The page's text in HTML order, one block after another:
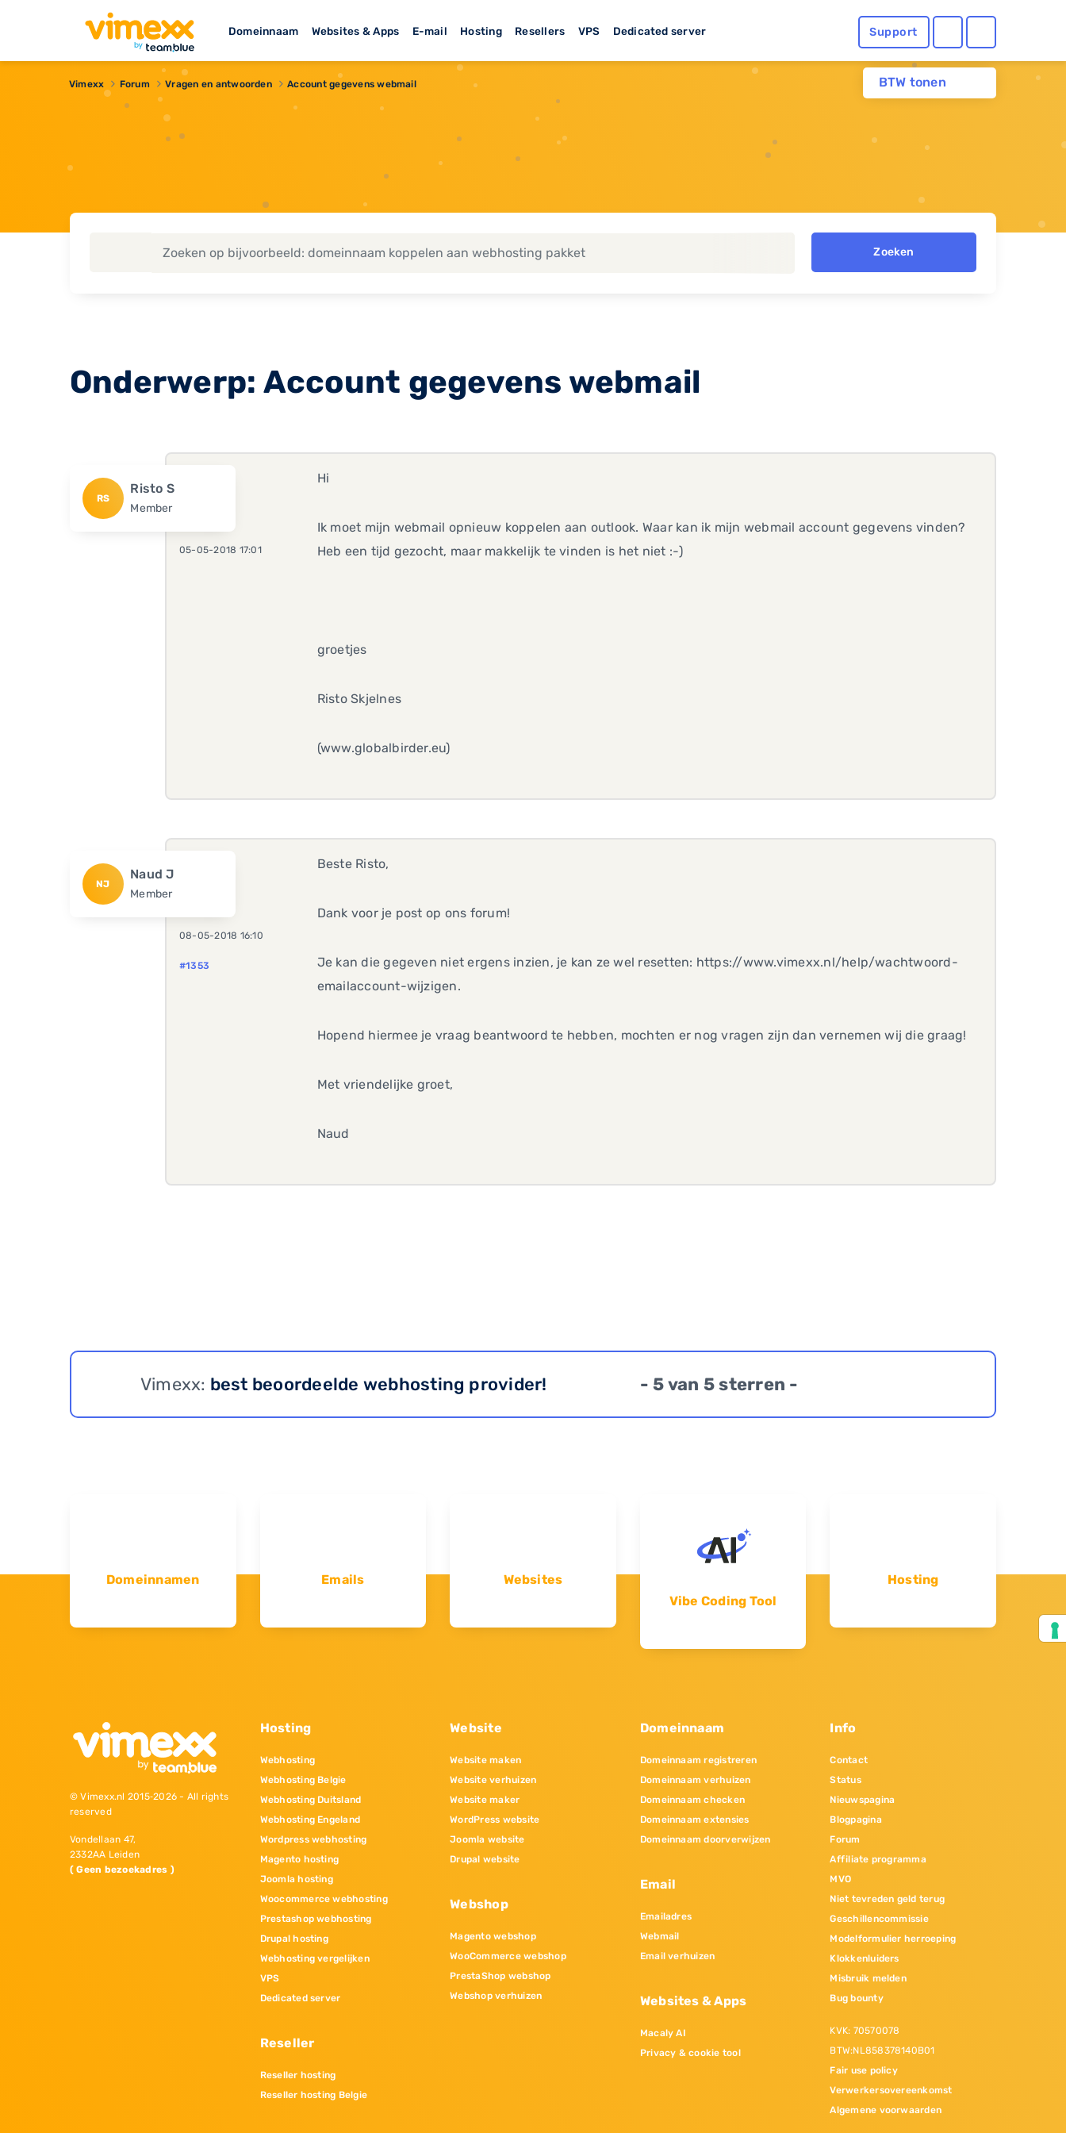
Domeinnaam Websites & Apps E-mail Hosting Resellers VPS Dedicated server Support
BTW tonen
Vimexx Forum Vragen en antwoorden Account gegevens webmail
Zoeken
Onderwerp: Account gegevens webmail
RS
Risto S
Member
05-05-2018 17:01
Hi
Ik moet mijn webmail opnieuw koppelen aan outlook. Waar kan ik mijn webmail account gegevens vinden?
Heb een tijd gezocht, maar makkelijk te vinden is het niet :-)
groetjes
Risto Skjelnes
(www.globalbirder.eu)
NJ
Naud J
Member
08-05-2018 16:10
#1353
Beste Risto,
Dank voor je post op ons forum!
Je kan die gegeven niet ergens inzien, je kan ze wel resetten: https://www.vimexx.nl/help/wachtwoord-
emailaccount-wijzigen.
Hopend hiermee je vraag beantwoord te hebben, mochten er nog vragen zijn dan vernemen wij die graag!
Met vriendelijke groet,
Naud
Vimexx: best beoordeelde webhosting provider! - 5 van 5 sterren -
Domeinnamen Emails
Websites
Vibe Coding Tool
Hosting
© Vimexx.nl 2015‐2026 - All rights
reserved
Vondellaan 47,
2332AA Leiden
( Geen bezoekadres )
Hosting
Webhosting
Webhosting Belgie
Webhosting Duitsland
Webhosting Engeland
Wordpress webhosting
Magento hosting
Joomla hosting
Woocommerce webhosting
Prestashop webhosting
Drupal hosting
Webhosting vergelijken
VPS
Dedicated server
Reseller
Reseller hosting
Reseller hosting Belgie
Website
Website maken
Website verhuizen
Website maker
WordPress website
Joomla website
Drupal website
Webshop
Magento webshop
WooCommerce webshop
PrestaShop webshop
Webshop verhuizen
Domeinnaam
Domeinnaam registreren
Domeinnaam verhuizen
Domeinnaam checken
Domeinnaam extensies
Domeinnaam doorverwijzen
Email
Emailadres
Webmail
Email verhuizen
Websites & Apps
Macaly AI
Privacy & cookie tool
Info
Contact
Status
Nieuwspagina
Blogpagina
Forum
Affiliate programma
MVO
Niet tevreden geld terug
Geschillencommissie
Modelformulier herroeping
Klokkenluiders
Misbruik melden
Bug bounty
KVK: 70570078
BTW:NL858378140B01
Fair use policy
Verwerkersovereenkomst
Algemene voorwaarden